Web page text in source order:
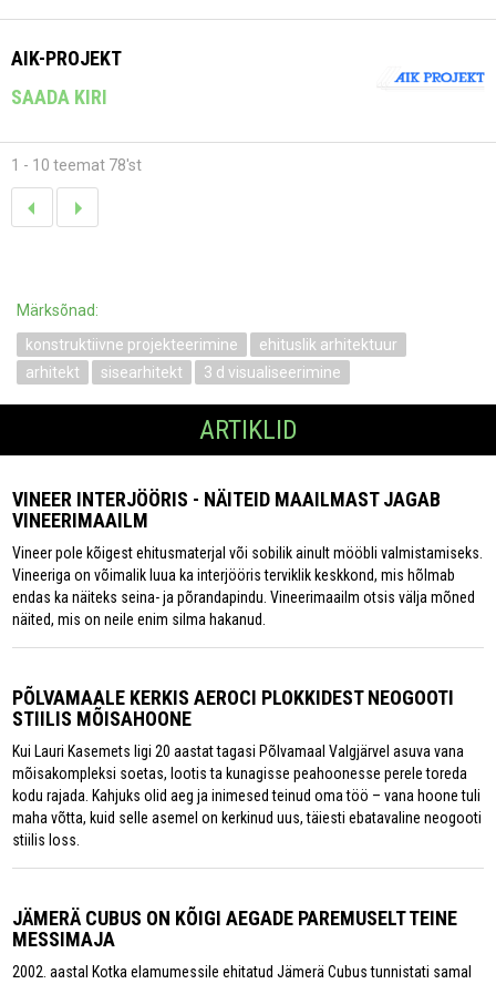
AIK-PROJEKT
SAADA KIRI
1 - 10 teemat 78'st
Märksõnad:
konstruktiivne projekteerimine
ehituslik arhitektuur
arhitekt
sisearhitekt 3 d visualiseerimine
ARTIKLID
VINEER INTERJÖÖRIS - NÄITEID MAAILMAST JAGAB
VINEERIMAAILM
Vineer pole kõigest ehitusmaterjal või sobilik ainult mööbli valmistamiseks.
Vineeriga on võimalik luua ka interjööris terviklik keskkond, mis hõlmab
endas ka näiteks seina- ja põrandapindu. Vineerimaailm otsis välja mõned
näited, mis on neile enim silma hakanud.
PÕLVAMAALE KERKIS AEROCI PLOKKIDEST NEOGOOTI
STIILIS MÕISAHOONE
Kui Lauri Kasemets ligi 20 aastat tagasi Põlvamaal Valgjärvel asuva vana
mõisakompleksi soetas, lootis ta kunagisse peahoonesse perele toreda
kodu rajada. Kahjuks olid aeg ja inimesed teinud oma töö – vana hoone tuli
maha võtta, kuid selle asemel on kerkinud uus, täiesti ebatavaline neogooti
stiilis loss.
JÄMERÄ CUBUS ON KÕIGI AEGADE PAREMUSELT TEINE
MESSIMAJA
2002. aastal Kotka elamumessile ehitatud Jämerä Cubus tunnistati samal